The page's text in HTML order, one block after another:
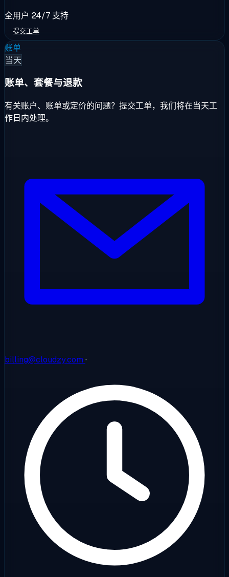
全用户 24/7 支持
提交工单
账单
当天
账单、套餐与退款
有关账户、账单或定价的问题？提交工单，我们将在当天工
作日内处理。
billing@cloudzy.com ·